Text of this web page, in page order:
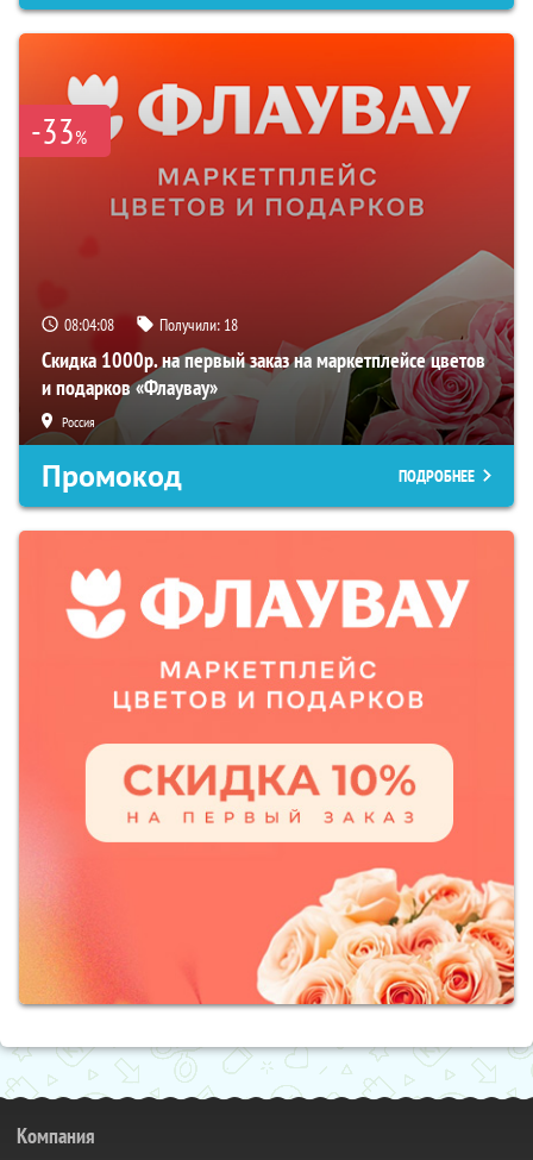
-33%
08:04:07 Получили: 18
Скидка 1000р. на первый заказ на маркетплейсе цветов
и подарков «Флаувау»
Россия
Промокод ПОДРОБНЕЕ
Компания